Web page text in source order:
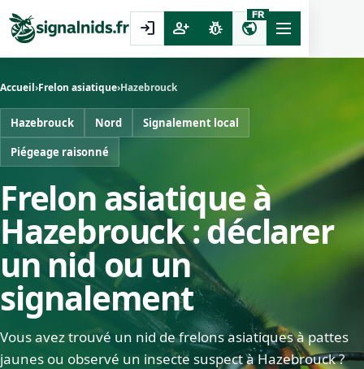
login person_add pest_control public
FR
Accueil›Frelon asiatique›Hazebrouck
Hazebrouck Nord
Signalement local
Piégeage raisonné
Frelon asiatique à
Hazebrouck : déclarer
un nid ou un
signalement
Vous avez trouvé un nid de frelons asiatiques à pattes
jaunes ou observé un insecte suspect à Hazebrouck ?